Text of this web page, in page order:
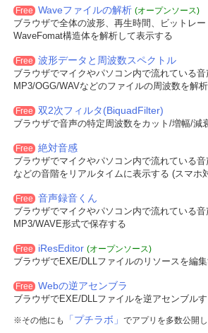
Free Waveファイルの解析 (オープンソース)
ブラウザで全体の波形、再生時間、ビットレー
WaveFomat構造体を解析して表示する
Free 波形データと周波数スペクトル
ブラウザでマイクやパソコン内で流れている音
MP3/OGG/WAVなどのファイルの周波数を解
Free 双2次フィルタ(BiquadFilter)
ブラウザで音声の特定周波数をカット/増幅/減
Free 絶対音感
ブラウザでマイクやパソコン内で流れている音
などの音階をリアルタイムに表示する (スマホ
Free 音声録音くん
ブラウザでマイクやパソコン内で流れている音
MP3/WAVE形式で保存する
Free iResEditor (オープンソース)
ブラウザでEXE/DLLファイルのリソースを編
Free Webの逆アセンブラ
ブラウザでEXE/DLLファイルを逆アセンブル
※その他にも 「プチラボ」 でアプリを多数公開し